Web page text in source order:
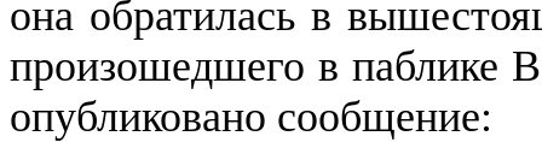
она обратилась в
произошедшего в паблике
опубликовано сообщение: